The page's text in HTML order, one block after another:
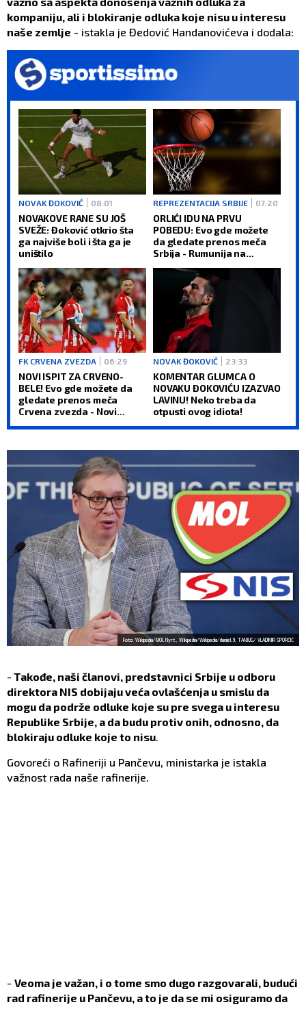
kompaniju, ali i blokiranje odluka koje nisu u interesu
naše zemlje - istakla je Đedović Handanovićeva i dodala:
NOVAK ĐOKOVIĆ 08:01
NOVAKOVE RANE SU JOŠ
SVEŽE: Đoković otkrio šta
ga najviše boli i šta ga je
uništilo
REPREZENTACIJA SRBIJE 07:20
ORLIĆI IDU NA PRVU
POBEDU: Evo gde možete
da gledate prenos meča
Srbija - Rumunija na
FK CRVENA ZVEZDA 06:29
NOVI ISPIT ZA CRVENO-
BELE! Evo gde možete da
gledate prenos meča
Crvena zvezda - Novi
NOVAK ĐOKOVIĆ 23:33
KOMENTAR GLUMCA O
NOVAKU ĐOKOVIĆU IZAZVAO
LAVINU! Neko treba da
otpusti ovog idiota!
Foto: Wikipedia/MOL Nyrt., Wikipedia/Wikipedia/danijel.9, TANJUG/ VLADIMIR ŠPORČIĆ
- Takođe, naši članovi, predstavnici Srbije u odboru
direktora NIS dobijaju veća ovlašćenja u smislu da
mogu da podrže odluke koje su pre svega u interesu
Republike Srbije, a da budu protiv onih, odnosno, da
blokiraju odluke koje to nisu.
Govoreći o Rafineriji u Pančevu, ministarka je istakla
važnost rada naše rafinerije.
- Veoma je važan, i o tome smo dugo razgovarali, budući
rad rafinerije u Pančevu, a to je da se mi osiguramo da